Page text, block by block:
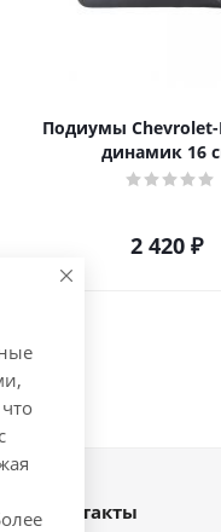
Подиумы
динамик 16
2 420 ₽
контакты